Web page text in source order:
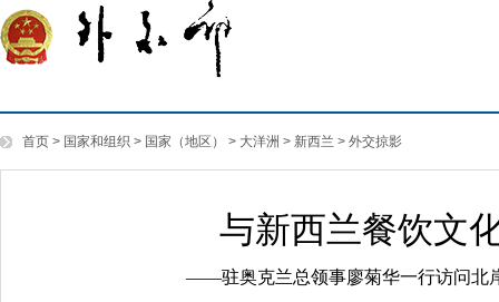
首页 > 国家和组织 > 国家（地区） > 大洋洲 > 新西兰 > 外交掠影
与新西兰餐饮文
——驻奥克兰总领事廖菊华一行访问北